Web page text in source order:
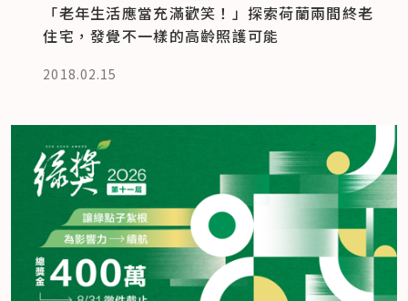
「老年生活應當充滿歡笑！」探索荷蘭兩間終老
住宅，發覺不一樣的高齡照護可能
2018.02.15